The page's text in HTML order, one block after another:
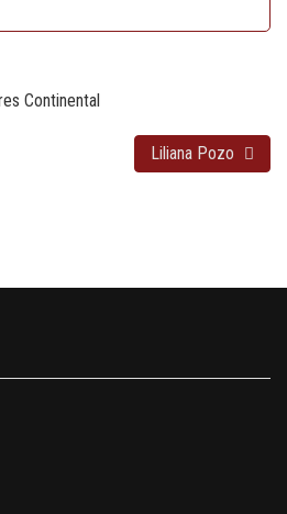
Continental
Liliana Pozo